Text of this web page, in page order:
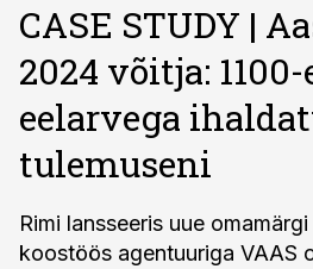
CASE STUDY |
2024 võitja: 1100-
eelarvega
tulemuseni
Rimi lansseeris uue
koostöös agentuuriga VAAS